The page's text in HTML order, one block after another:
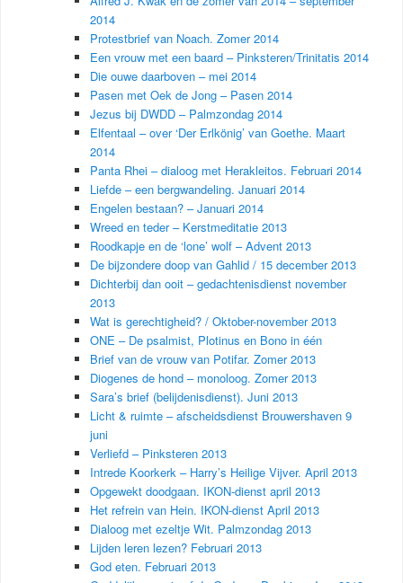
2014
Protestbrief van Noach. Zomer 2014
Een vrouw met een baard – Pinksteren/Trinitatis 2014
Die ouwe daarboven – mei 2014
Pasen met Oek de Jong – Pasen 2014
Jezus bij DWDD – Palmzondag 2014
Elfentaal – over ‘Der Erlkönig’ van Goethe. Maart
2014
Panta Rhei – dialoog met Herakleitos. Februari 2014
Liefde – een bergwandeling. Januari 2014
Engelen bestaan? – Januari 2014
Wreed en teder – Kerstmeditatie 2013
Roodkapje en de ‘lone’ wolf – Advent 2013
De bijzondere doop van Gahlid / 15 december 2013
Dichterbij dan ooit – gedachtenisdienst november
2013
Wat is gerechtigheid? / Oktober-november 2013
ONE – De psalmist, Plotinus en Bono in één
Brief van de vrouw van Potifar. Zomer 2013
Diogenes de hond – monoloog. Zomer 2013
Sara’s brief (belijdenisdienst). Juni 2013
Licht & ruimte – afscheidsdienst Brouwershaven 9
juni
Verliefd – Pinksteren 2013
Intrede Koorkerk – Harry’s Heilige Vijver. April 2013
Opgewekt doodgaan. IKON-dienst april 2013
Het refrein van Hein. IKON-dienst April 2013
Dialoog met ezeltje Wit. Palmzondag 2013
Lijden leren lezen? Februari 2013
God eten. Februari 2013